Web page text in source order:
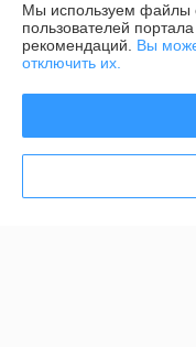
График работы
Политика обработки
Сайт создан на
Мы используем файлы
пользователей
рекомендаций. Вы
отключить их.